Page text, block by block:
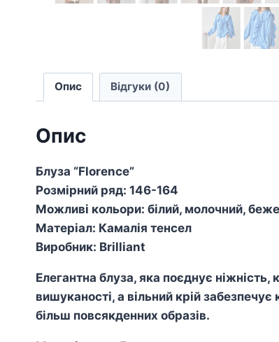
Опис Відгуки (0)
Опис
Блуза “Florence”
Розмірний ряд: 146-164
Можливі кольори: білий, молочний,
Матеріал: Камалія тенсел
Виробник: Brilliant
Елегантна блуза, яка поєднує
вишуканості, а вільний крій
більш повсякденних образів.